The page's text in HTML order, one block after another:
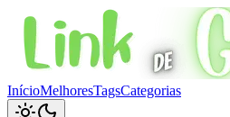
InícioMelhoresTagsCategorias